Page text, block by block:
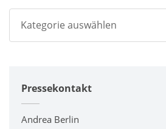
Kategorie auswählen
Unternehmen
Drucker / Multifunktionsgeräte
Pressekontakt
Andrea Berlin